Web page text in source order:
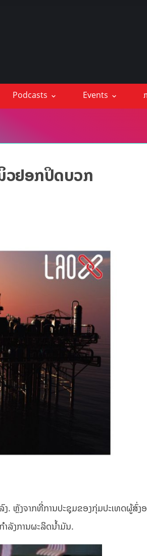
Podcasts Events
ວຢອກປິດບວກ
. ຫຼັງຈາກທີ່ການປະຊຸມຂອງກຸ່ມປະເທດຜູ້ສົ່ງ
ລັງການຜະລິດນ້ຳມັນ.